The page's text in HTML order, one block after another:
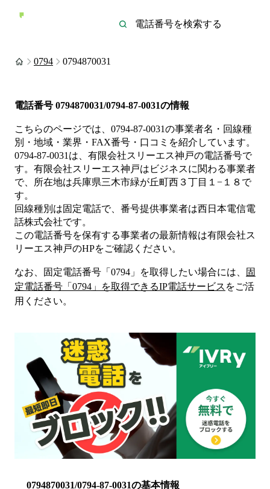
0794 0794870031
電話番号 0794870031/0794-87-0031の情報
こちらのページでは、 0794-87-0031の事業者名・回線種
別・地域・業界・FAX番号・口コミを紹介しています。
0794-87-0031 は、 有限会社スリーエス神戸の電話番号で
す。 有限会社スリーエス神戸は ビジネスに関わる事業者
で、所在地は兵庫県三木市緑が丘町西３丁目１−１８ で
す。
回線種別は固定電話で、番号提供事業者は西日本電信電
話株式会社です。
この電話番号を保有する事業者の最新情報は有限会社ス
リーエス神戸のHPをご確認ください。
なお、固定電話番号「 0794 」を取得したい場合には、
固
定電話番号「 0794 」を取得できるIP電話サービス をご活
用ください。
0794870031/0794-87-0031の基本情報